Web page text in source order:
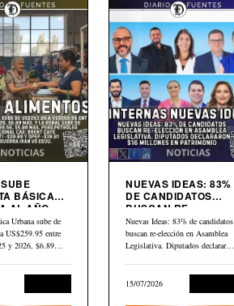
BÁSICA
AL AÑO.
GLOBAL
DESDE
Urbana sube de
US$259.95 entre
y 2026, $6.89…
NUEVAS IDEAS: 83%
DE CANDIDATOS
BUSCAN RE-
ELECCIÓN EN
ASAMBLEA
LEGISLATIVA
Nuevas Ideas: 83% de candidatos
buscan re-elección en Asamblea
Legislativa. Diputados declararon
15/07/2026